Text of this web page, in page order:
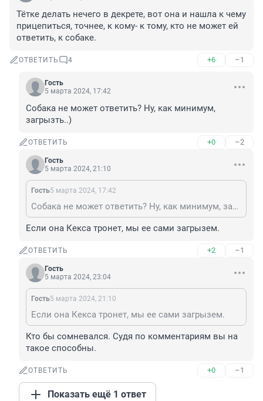
Тётке делать нечего в декрете, вот она и нашла к чему
прицепиться, точнее, к кому- к тому, кто не может ей
ответить, к собаке.
ОТВЕТИТЬ 4 +6 –1
Гость
5 марта 2024, 17:42
Собака не может ответить? Ну, как минимум,
загрызть..)
ОТВЕТИТЬ +0 –2
Гость
5 марта 2024, 21:10
Гость5 марта 2024, 17:42
Собака не может ответить? Ну, как минимум, загрызть..)
Если она Кекса тронет, мы ее сами загрызем.
ОТВЕТИТЬ +2 –1
Гость
5 марта 2024, 23:04
Гость5 марта 2024, 21:10
Если она Кекса тронет, мы ее сами загрызем.
Кто бы сомневался. Судя по комментариям вы на
такое способны.
ОТВЕТИТЬ +0 –1
Показать ещё 1 ответ